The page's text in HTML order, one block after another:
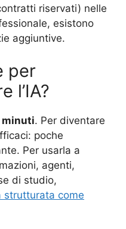
riservati) nelle
esistono
aggiuntive.
per
l’IA?
minuti. Per diventare
poche
Per usarla a
agenti,
di studio,
strutturata come